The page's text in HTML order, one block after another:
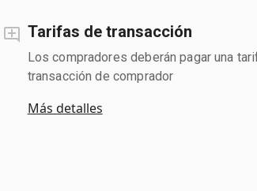
Tarifas de transacción
Los compradores deberán pagar una
transacción de comprador
Más detalles